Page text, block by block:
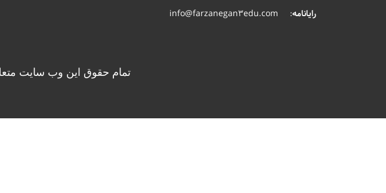
رایانامه: info@farzanegan3edu.com
تمام حقوق این وب سایت متعلق به